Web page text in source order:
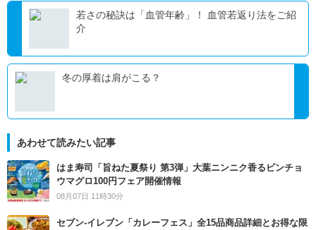
若さの秘訣は「血管年齢」！ 血管若返り法をご紹
介
冬の厚着は肩がこる？
あわせて読みたい記事
はま寿司「旨ねた夏祭り 第3弾」大葉ニンニク香るビンチョ
ウマグロ100円フェア開催情報
08月07日 11時30分
セブン‐イレブン「カレーフェス」全15品商品詳細とお得な限